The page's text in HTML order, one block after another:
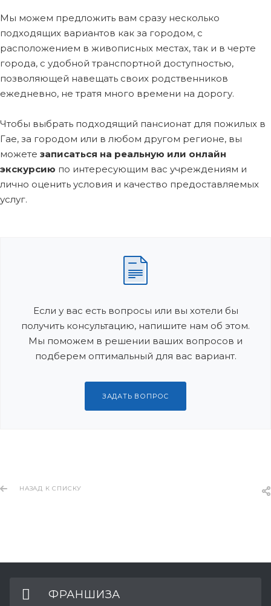
Мы можем предложить вам сразу несколько
подходящих вариантов как за городом, с
расположением в живописных местах, так и в черте
города, с удобной транспортной доступностью,
позволяющей навещать своих родственников
ежедневно, не тратя много времени на дорогу.
Чтобы выбрать подходящий пансионат для пожилых в
Гае, за городом или в любом другом регионе, вы
можете записаться на реальную или онлайн
экскурсию по интересующим вас учреждениям и
лично оценить условия и качество предоставляемых
услуг.
Если у вас есть вопросы или вы хотели бы
получить консультацию, напишите нам об этом.
Мы поможем в решении ваших вопросов и
подберем оптимальный для вас вариант.
ЗАДАТЬ ВОПРОС
НАЗАД К СПИСКУ
ФРАНШИЗА